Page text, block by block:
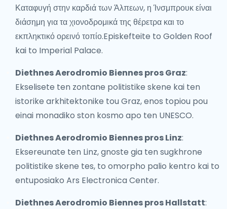
Καταφυγή στην καρδιά των Άλπεων, η Ίνσμπρουκ είναι
διάσημη για τα χιονοδρομικά της θέρετρα και το
εκπληκτικό ορεινό τοπίο.Episkefteite to Golden Roof
kai to Imperial Palace.
Diethnes Aerodromio Biennes pros Graz:
Ekselisete ten zontane politistike skene kai ten
istorike arkhitektonike tou Graz, enos topiou pou
einai monadiko ston kosmo apo ten UNESCO.
Diethnes Aerodromio Biennes pros Linz:
Eksereunate ten Linz, gnoste gia ten sugkhrone
politistike skene tes, to omorpho palio kentro kai to
entuposiako Ars Electronica Center.
Diethnes Aerodromio Biennes pros Hallstatt: